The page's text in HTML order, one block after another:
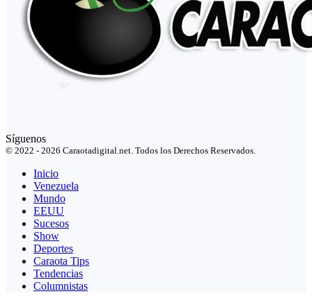
Síguenos
© 2022 - 2026 Caraotadigital.net. Todos los Derechos Reservados.
Inicio
Venezuela
Mundo
EEUU
Sucesos
Show
Deportes
Caraota Tips
Tendencias
Columnistas